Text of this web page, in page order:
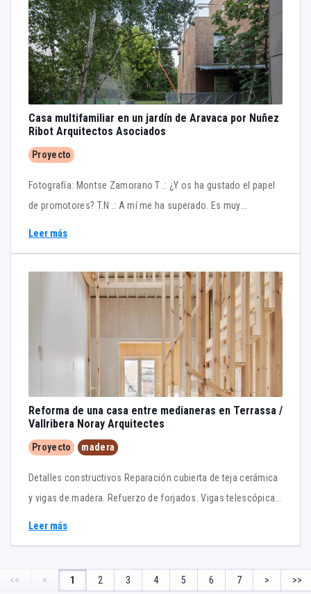
Casa multifamiliar en un jardín de Aravaca por Nuñez
Ribot Arquitectos Asociados
Proyecto
Fotografía: Montse Zamorano T .: ¿Y os ha gustado el papel
de promotores? T.N .: A mí me ha superado. Es muy
casa que parece más holandesa.
Leer más
Reforma de una casa entre medianeras en Terrassa /
Vallribera Noray Arquitectes
Proyecto madera
Detalles constructivos Reparación cubierta de teja cerámica
y vigas de madera. Refuerzo de forjados. Vigas telescópicas.
Leer más
<< < 1 2 3 4 5 6 7 > >>